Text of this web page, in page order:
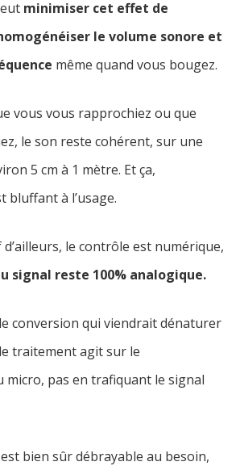
minimiser cet effet de
le volume sonore et
même quand vous bougez.
vous vous rapprochiez ou que
le son reste cohérent, sur une
5 cm à 1 mètre. Et ça,
bluffant à l’usage.
le contrôle est numérique,
signal reste 100% analogique.
conversion qui viendrait dénaturer
traitement agit sur le
micro, pas en trafiquant le signal
bien sûr débrayable au besoin,